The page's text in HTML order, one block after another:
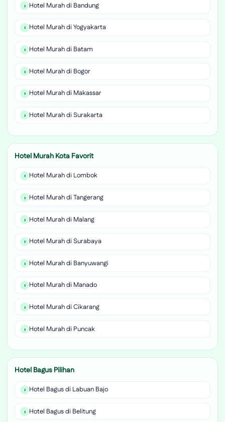
Hotel Murah di Bandung
Hotel Murah di Yogyakarta
Hotel Murah di Batam
Hotel Murah di Bogor
Hotel Murah di Makassar
Hotel Murah di Surakarta
Hotel Murah Kota Favorit
Hotel Murah di Lombok
Hotel Murah di Tangerang
Hotel Murah di Malang
Hotel Murah di Surabaya
Hotel Murah di Banyuwangi
Hotel Murah di Manado
Hotel Murah di Cikarang
Hotel Murah di Puncak
Hotel Bagus Pilihan
Hotel Bagus di Labuan Bajo
Hotel Bagus di Belitung